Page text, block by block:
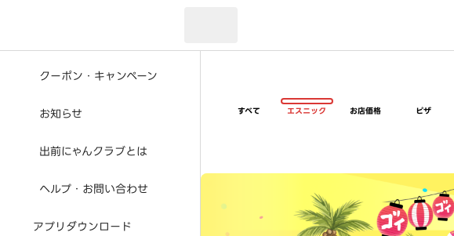
クーポン・キャンペーン
お知らせ
出前にゃんクラブとは
ヘルプ・お問い合わせ
アプリダウンロード
すべて エスニック お店価格 ピザ
超ゴイゴイヤスー夏祭